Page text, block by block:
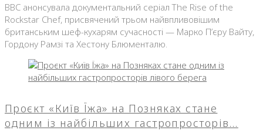
BBC анонсувала документальний серіал The Rise of the
Rockstar Chef, присвячений трьом найвпливовішим
британським шеф-кухарям сучасності — Марко П’єру Вайту,
Гордону Рамзі та Хестону Блюменталю.
Проєкт «Київ Їжа» на Позняках стане
одним із найбільших гастропросторів…